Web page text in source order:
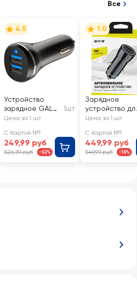
Все
4.5
Устройство
зарядное GAL
суммарный ток
2хUSB, черное,
Арт. UC-2247
1шт
Цена за 1 шт
С Картой №1
249,99 руб
526,39 руб -52%
1.0
Зарядное
устройство
автомобиля
A+USB-C, PD
QC 3.0 20W,
черное, Арт.
Цена за 1 шт
С Картой №1
449,99 руб
549,99 руб -18%